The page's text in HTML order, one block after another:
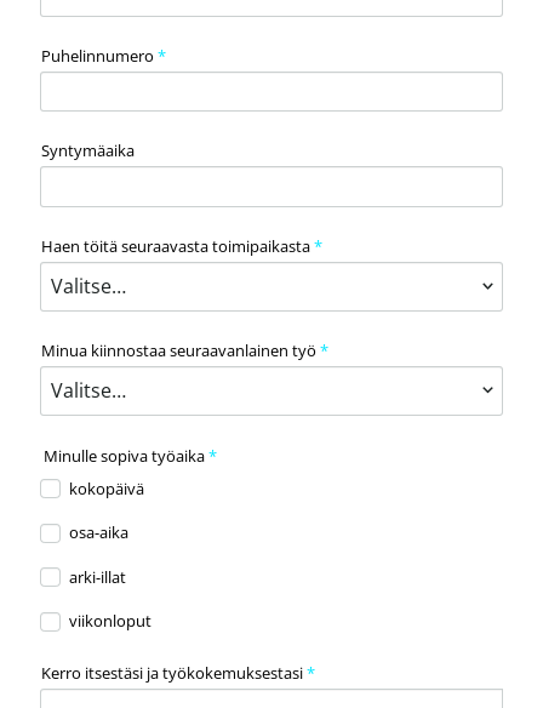
Puhelinnumero *
Syntymäaika
Haen töitä seuraavasta toimipaikasta*
Minua kiinnostaa seuraavanlainen työ *
Minulle sopiva työaika*
kokopäivä
osa-aika
arki-illat
viikonloput
Kerro itsestäsi ja työkokemuksestasi*